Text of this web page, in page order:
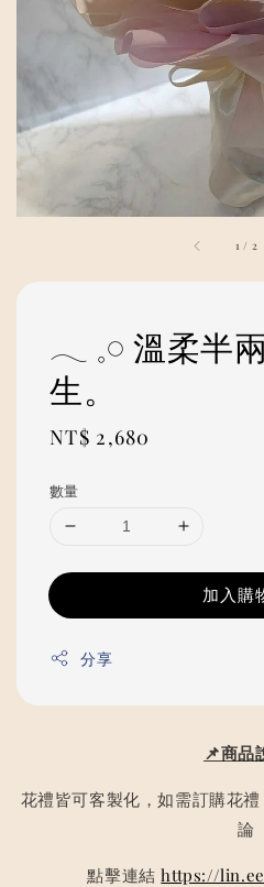
1 / 2
𓂃 𓈒𓏸 溫柔半
生。
Regular
NT$ 2,680
數量
加入購
分享
📌商品
花禮皆可客製化，如需訂購花
論
點擊連結https://